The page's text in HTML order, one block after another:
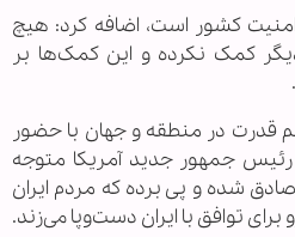
امنیت کشور است، اضافه کرد: هیچ
کمک نکرده و این کمک‌ها بر
قدرت در منطقه و جهان با حضور
رئیس جمهور جدید آمریکا متوجه
شده و پی برده که مردم ایران
برای توافق با ایران دست‌وپا می‌زند.